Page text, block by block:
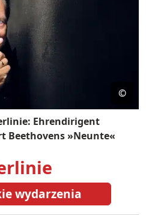
©
Ehrendirigent
Beethovens »Neunte«
wydarzenia